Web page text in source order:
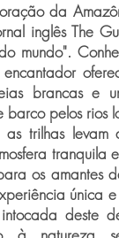
da
inglês The
mundo".
brancas e
pelos rios
as trilhas levam
tranquila
os amantes
única e
deste